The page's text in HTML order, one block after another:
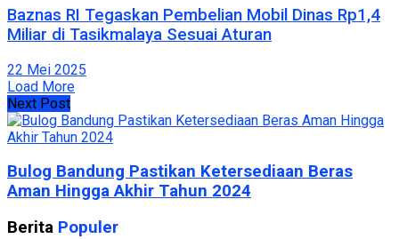
Baznas RI Tegaskan Pembelian Mobil Dinas Rp1,4
Miliar di Tasikmalaya Sesuai Aturan
22 Mei 2025
Load More
Next Post
Bulog Bandung Pastikan Ketersediaan Beras
Aman Hingga Akhir Tahun 2024
Berita Populer